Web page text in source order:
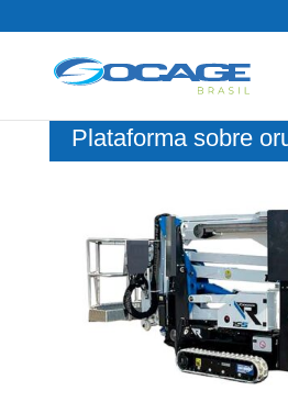
Plataforma sobre